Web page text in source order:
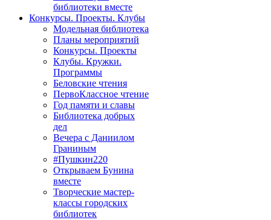
библиотеки вместе
Конкурсы. Проекты. Клубы
Модельная библиотека
Планы мероприятий
Конкурсы. Проекты
Клубы. Кружки.
Программы
Беловские чтения
ПервоКлассное чтение
Год памяти и славы
Библиотека добрых
дел
Вечера с Даниилом
Граниным
#Пушкин220
Открываем Бунина
вместе
Творческие мастер-
классы городских
библиотек